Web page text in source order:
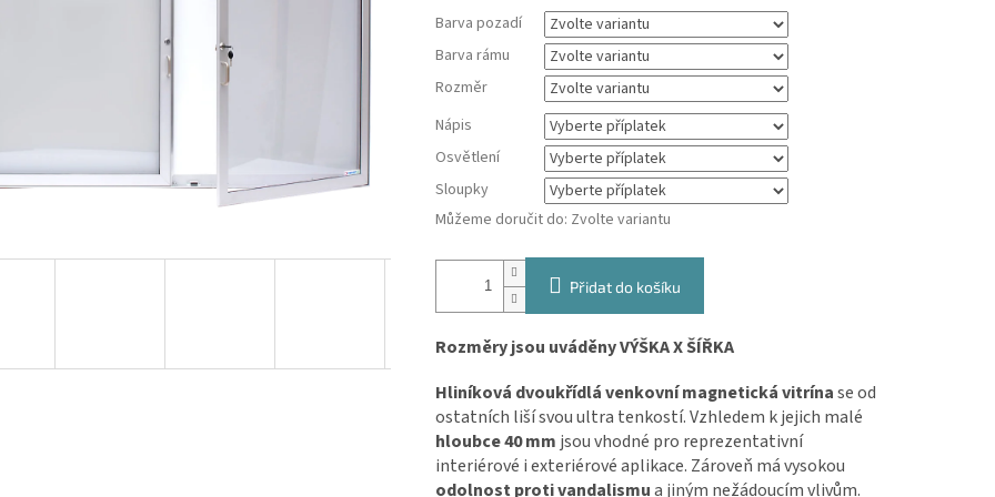
Barva pozadí
Barva rámu
Rozměr
Nápis
Osvětlení
Sloupky
Můžeme doručit do: Zvolte variantu
Přidat do košíku
Rozměry jsou uváděny VÝŠKA X ŠÍŘKA
Hliníková dvoukřídlá venkovní magnetická vitrínase od
ostatních liší svou ultra tenkostí. Vzhledem k jejich malé
hloubce 40 mmjsou vhodné pro reprezentativní
interiérové i exteriérové aplikace. Zároveň má vysokou
odolnost proti vandalismua jiným nežádoucím vlivům.